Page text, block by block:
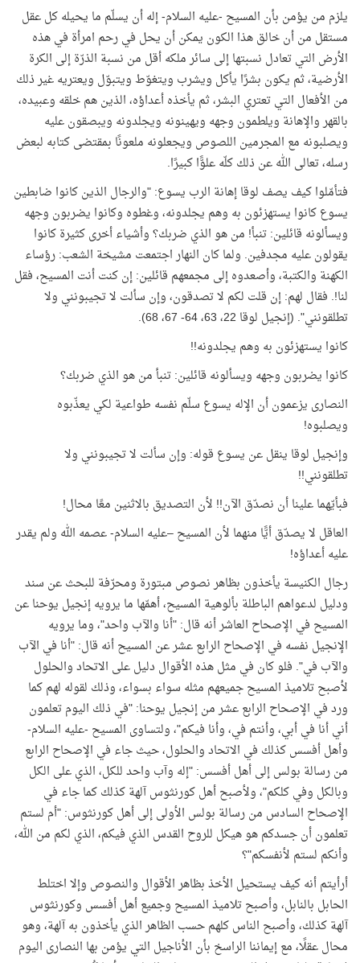
يلزم من يؤمن بأن المسيح -عليه السلام- إله أن يسلّم ما يحيله كل عقل
مستقل من أن خالق هذا الكون يمكن أن يحل في رحم امرأة في هذه
الأرض التي تعادل نسبتها إلى سائر ملكه أقل من نسبة الذرّة إلى الكرة
الأرضية، ثم يكون بشرًا يأكل ويشرب ويتغوّط ويتبوّل ويعتريه غير ذلك
من الأفعال التي تعتري البشر، ثم يأخذه أعداؤه، الذين هم خلقه وعبيده،
بالقهر والإهانة ويلطمون وجهه ويهينونه ويجلدونه ويبصقون عليه
ويصلبونه مع المجرمين اللصوص ويجعلونه ملعونًا بمقتضى كتابه لبعض
رسله، تعالى الله عن ذلك كلّه علوًّا كبيرًا.
فتأمّلوا كيف يصف لوقا إهانة الرب يسوع: "والرجال الذين كانوا ضابطين
يسوع كانوا يستهزئون به وهم يجلدونه، وغطوه وكانوا يضربون وجهه
ويسألونه قائلين: تنبأ! من هو الذي ضربك؟ وأشياء أخرى كثيرة كانوا
يقولون عليه مجدفين. ولما كان النهار اجتمعت مشيخة الشعب: رؤساء
الكهنة والكتبة، وأصعدوه إلى مجمعهم قائلين: إن كنت أنت المسيح، فقل
لنا!. فقال لهم: إن قلت لكم لا تصدقون، وإن سألت لا تجيبونني ولا
تطلقونني". (إنجيل لوقا 22، 63، 64- 67، 68)
.
كانوا يستهزئون به وهم يجلدونه!!
كانوا يضربون وجهه ويسألونه قائلين: تنبأ من هو الذي ضربك؟
النصارى يزعمون أن الإله يسوع سلّم نفسه طواعية لكي يعذّبوه
ويصلبوه!
وإنجيل لوقا ينقل عن يسوع قوله: وإن سألت لا تجيبونني ولا
تطلقونني!!
فبأيّهما علينا أن نصدّق الآن!! لأن التصديق بالاثنين معًا محال!
العاقل لا يصدّق أيًّا منهما لأن المسيح –عليه السلام- عصمه الله ولم يقدر
عليه أعداؤه!
رجال الكنيسة يأخذون بظاهر نصوص مبتورة ومحرّفة للبحث عن سند
ودليل لدعواهم الباطلة بألوهية المسيح، أهمّها ما يرويه إنجيل يوحنا عن
المسيح في الإصحاح العاشر أنه قال: "أنا والآب واحد"، وما يرويه
الإنجيل نفسه في الإصحاح الرابع عشر عن المسيح أنه قال: "أنا في الآب
والآب في". فلو كان في مثل هذه الأقوال دليل على الاتحاد والحلول
لأصبح تلاميذ المسيح جميعهم مثله سواء بسواء، وذلك لقوله لهم كما
ورد في الإصحاح الرابع عشر من إنجيل يوحنا: "في ذلك اليوم تعلمون
أني أنا في أبي، وأنتم في، وأنا فيكم"، ولتساوى المسيح -عليه السلام-
وأهل أفسس كذلك في الاتحاد والحلول، حيث جاء في الإصحاح الرابع
من رسالة بولس إلى أهل أفسس: "إله وآب واحد للكل، الذي على الكل
وبالكل وفي كلكم"، ولأصبح أهل كورنثوس آلهة كذلك كما جاء في
الإصحاح السادس من رسالة بولس الأولى إلى أهل كورنثوس: "أم لستم
تعلمون أن جسدكم هو هيكل للروح القدس الذي فيكم، الذي لكم من الله،
وأنكم لستم لأنفسكم"؟
أرأيتم أنه كيف يستحيل الأخذ بظاهر الأقوال والنصوص وإلا اختلط
الحابل بالنابل، وأصبح تلاميذ المسيح وجميع أهل أفسس وكورنثوس
آلهة كذلك، وأصبح الناس كلهم حسب الظاهر الذي يأخذون به آلهة، وهو
محال عقلًا، مع إيماننا الراسخ بأن الأناجيل التي يؤمن بها النصارى اليوم